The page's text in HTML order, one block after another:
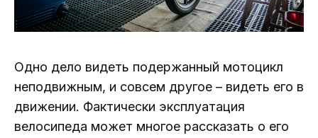
Одно дело видеть подержанный мотоцикл
неподвижным, и совсем другое – видеть его в
движении. Фактически эксплуатация
велосипеда может многое рассказать о его